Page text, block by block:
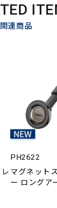
関連商品
PH2622
マグネット
ー ロングア